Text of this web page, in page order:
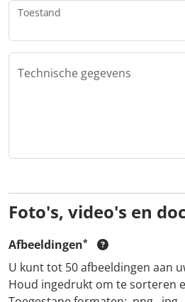
Toestand
Technische gegevens
Foto's, video's en
Afbeeldingen
U kunt tot 50 afbeeldingen aan
Houd ingedrukt om te sorteren